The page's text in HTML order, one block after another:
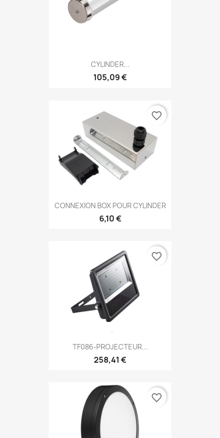
CYLINDER...
105,09 €
CONNEXION BOX POUR CYLINDER
6,10 €
favorite_border
TF086-PROJECTEUR...
258,41 €
favorite_border
favorite_border